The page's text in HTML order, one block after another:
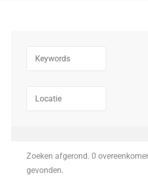
Zoeken afgerond. 0
gevonden.